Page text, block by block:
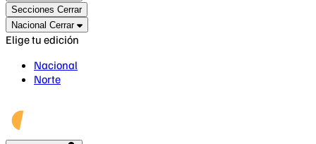
Secciones Cerrar
Nacional Cerrar
Elige tu edición
Nacional
Norte